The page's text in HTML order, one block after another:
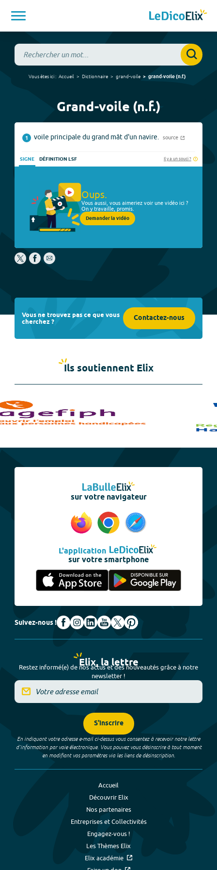
Vous êtes ici : Accueil Dictionnaire grand-voile grand-voile(n.f.)
Grand-voile (n.f.)
1 voile principale du grand mât d'un navire. source
SIGNE DÉFINITION LSF Il y a un souci ?
Oups.
Vous aussi, vous aimeriez voir une vidéo ici ?
On y travaille, promis.
Demander la vidéo
Vous ne trouvez pas ce que vous
cherchez ? Contactez-nous
Ils soutiennent Elix
sur votre navigateur
L'application
sur votre smartphone
Suivez-nous !
Elix, la lettre
Restez informé(e) de nos actus et des nouveautés grâce à notre
newsletter !
S'inscrire
En indiquant votre adresse e-mail ci-dessus vous consentez à recevoir notre lettre
d’information par voie électronique. Vous pouvez vous désinscrire à tout moment
en modifiant vos paramètres via les liens de désinscription.
Accueil
Découvrir Elix
Nos partenaires
Entreprises et Collectivités
Engagez-vous !
Les Thèmes Elix
Elix académie